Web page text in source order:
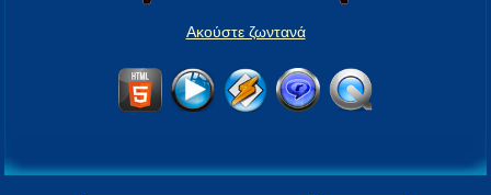
Ακούστε ζωντανά